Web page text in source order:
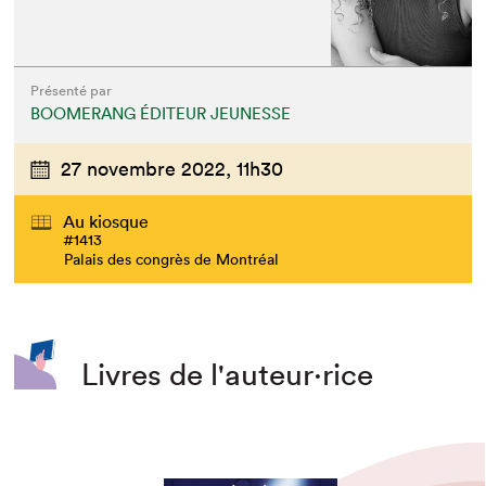
Présenté par
BOOMERANG ÉDITEUR JEUNESSE
27 novembre 2022, 11h30
Au kiosque
#1413
Palais des congrès de Montréal
Livres de l'auteur·rice